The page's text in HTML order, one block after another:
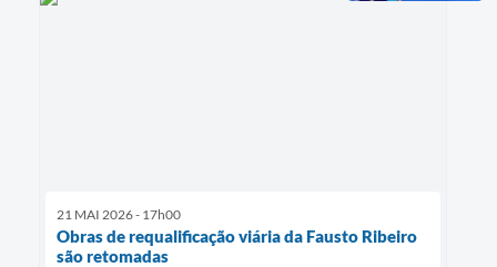
21 MAI 2026 - 17h00
Obras de requalificação viária da Fausto Ribeiro
são retomadas